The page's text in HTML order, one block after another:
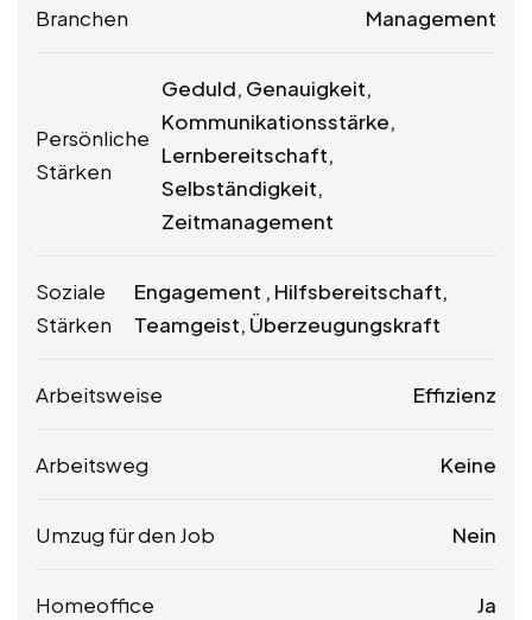
Branchen Management
Persönliche
Stärken
Geduld, Genauigkeit,
Kommunikationsstärke,
Lernbereitschaft,
Selbständigkeit,
Zeitmanagement
Soziale
Stärken
Engagement , Hilfsbereitschaft,
Teamgeist, Überzeugungskraft
Arbeitsweise Effizienz
Arbeitsweg Keine
Umzug für den Job Nein
Homeoffice Ja